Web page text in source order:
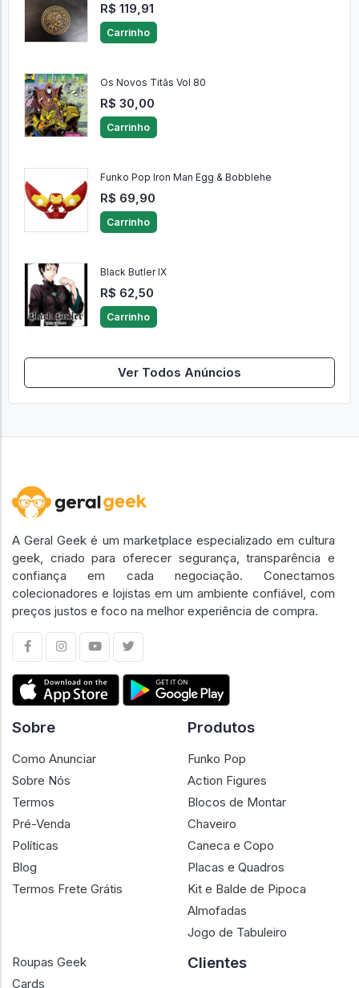
R$ 119,91
Carrinho
Os Novos Titãs Vol 80
R$ 30,00
Carrinho
Funko Pop Iron Man Egg & Bobblehe
R$ 69,90
Carrinho
Black Butler IX
R$ 62,50
Carrinho
Ver Todos Anúncios
A Geral Geek é um marketplace especializado em cultura
geek, criado para oferecer segurança, transparência e
confiança em cada negociação. Conectamos
colecionadores e lojistas em um ambiente confiável, com
preços justos e foco na melhor experiência de compra.
Sobre
Como Anunciar
Sobre Nós
Termos
Pré-Venda
Políticas
Blog
Termos Frete Grátis
Produtos
Funko Pop
Action Figures
Blocos de Montar
Chaveiro
Caneca e Copo
Placas e Quadros
Kit e Balde de Pipoca
Almofadas
Jogo de Tabuleiro
Roupas Geek
Cards
Clientes